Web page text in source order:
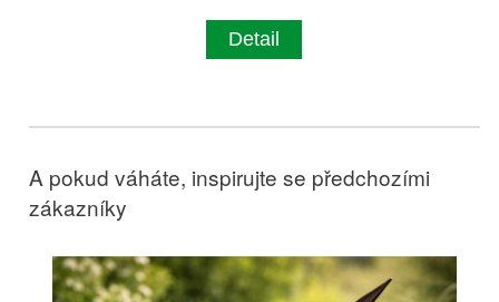
Detail
A pokud váháte, inspirujte se předchozími
zákazníky